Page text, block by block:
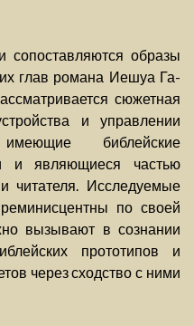
сопоставляются образы
глав романа Иешуа Га-
сюжетная
и управлении
библейские
и являющиеся частью
читателя. Исследуемые
по своей
вызывают в сознании
прототипов и
через сходство с ними